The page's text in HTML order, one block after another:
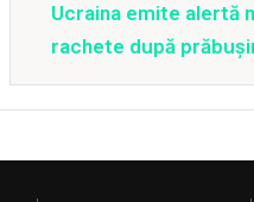
Ucraina emite alertă
rachete după